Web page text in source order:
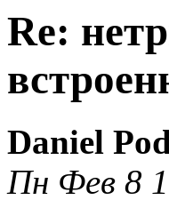
Re:
Daniel
Пн Фев 8